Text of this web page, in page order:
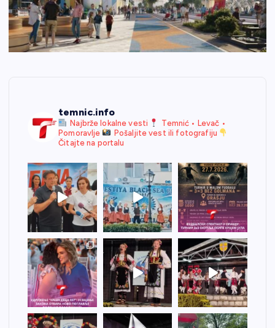
temnic.info
Najbrže lokalne vesti
Temnić • Levač •
Pomoravlje
Pošaljite vest ili fotografiju
Čitajte na portalu